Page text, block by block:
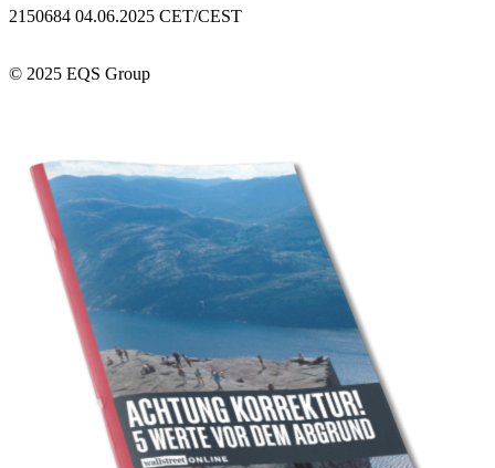
2150684 04.06.2025 CET/CEST
© 2025 EQS Group